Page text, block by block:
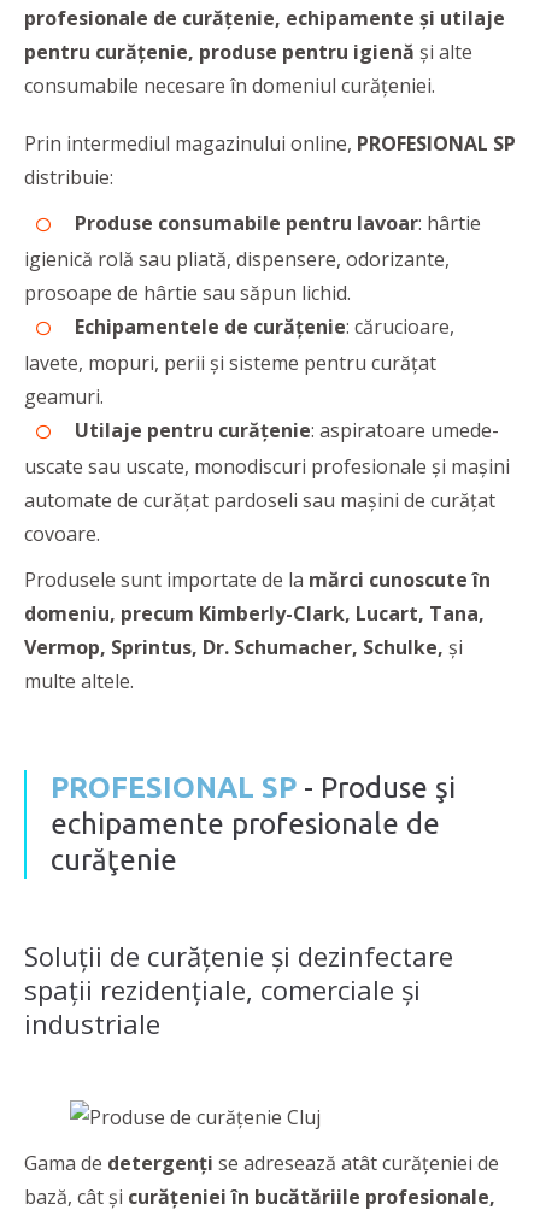
profesionale de curățenie, echipamente şi utilaje
pentru curățenie, produse pentru igienă și alte
consumabile necesare în domeniul curăţeniei.
Prin intermediul magazinului online, PROFESIONAL SP
distribuie:
Produse consumabile pentru lavoar: hârtie
igienică rolă sau pliată, dispensere, odorizante,
prosoape de hârtie sau săpun lichid.
Echipamentele de curățenie: cărucioare,
lavete, mopuri, perii și sisteme pentru curățat
geamuri.
Utilaje pentru curățenie: aspiratoare umede-
uscate sau uscate, monodiscuri profesionale și mașini
automate de curățat pardoseli sau mașini de curățat
covoare.
Produsele sunt importate de la mărci cunoscute în
domeniu, precum Kimberly-Clark, Lucart, Tana,
Vermop, Sprintus, Dr. Schumacher, Schulke, și
multe altele.
PROFESIONAL SP - Produse şi
echipamente profesionale de
curăţenie
Soluţii de curăţenie şi dezinfectare
spaţii rezidenţiale, comerciale şi
industriale
Gama de detergenți se adresează atât curățeniei de
bază, cât și curățeniei în bucătăriile profesionale,